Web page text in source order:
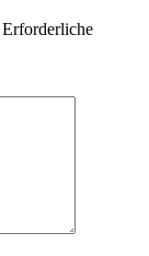
Erforderliche